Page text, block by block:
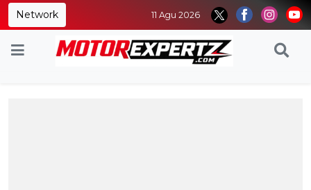
Network 11 Agu 2026